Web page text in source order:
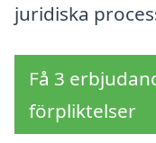
juridiska
Få 3
förpliktelser